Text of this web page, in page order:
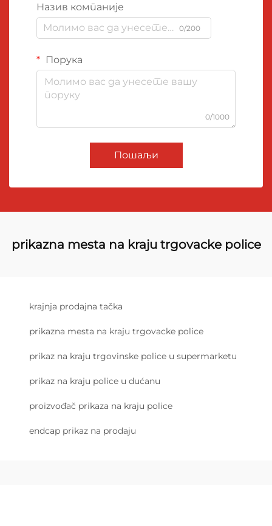
Назив компаније
0/200
Порука
0/1000
Пошаљи
prikazna mesta na kraju trgovacke police
krajnja prodajna tačka
prikazna mesta na kraju trgovacke police
prikaz na kraju trgovinske police u supermarketu
prikaz na kraju police u dućanu
proizvođač prikaza na kraju police
endcap prikaz na prodaju